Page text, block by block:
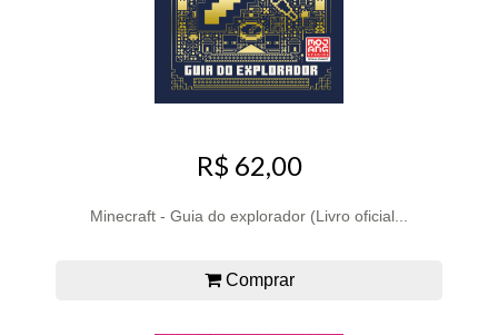
R$ 62,00
Minecraft - Guia do explorador (Livro oficial...
Comprar